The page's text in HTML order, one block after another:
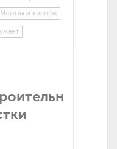
Метизы и крепеж